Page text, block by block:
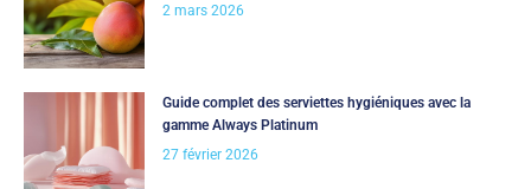
2 mars 2026
Guide complet des serviettes hygiéniques avec la
gamme Always Platinum
27 février 2026